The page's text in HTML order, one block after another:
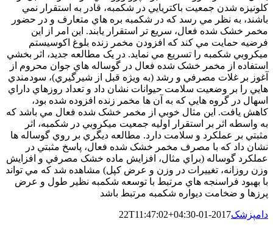
کلونيزه شدن جمعيت باکتريايي در شکمبه، قادر به استقرار نمي
باشند، به نظر مي رسد که در شکمبه بره هاي متعارف و در حضور
مخمر خشک شده فعال، سريع تر استقرار يابند. اين امر از اين
فرضيه حمايت مي کند که افزودن مخمر زنده بلوغ اکوسيستم
ميکروبي شکمبه را تسريع مي نمايد. در يک مطالعه جديد، اثر بخشي
استفاده از مخمر خشک شده فعال در گوساله هاي جوان محروم از
آغوز بر غلات مصرفي و رشد (به ويژه قبل از شيرگيري)، سودمندي
هايي را بر وضعيت سلامت حيوانات نشان داد و تعداد روزهاي داراي
اسهال در گروه هايي که به آن ها مخمر زنده افزوده شده بود،
کاهش يافت. اين مثال خوبي از مخمر خشک شده فعال مي باشد که
به واسطه اثر بر استقرار اوليه جمعيت ميکروبي در شکمبه، اثر
مثبتي بر عملکرد و سلامت دارد. مطالعه ديگري بر روي گوساله ها
نشان داد که با مصرف مخمر خشک شده فعال، پاسخ مثبتي در
عملکرد گوساله (براي مثال، افزايش ماده خشک مصرفي و افزايش
وزن روزانه، تغييرات در وزن و عرض کپل) مشاهده شد که مي تواند
با بهبود فراسنجه هاي مرتبط با توسعه شکمبه نظير طول و عرض
پرزها و ضخامت ديواره شکمبه مرتبط باشد
دامپزشک2017-01-22T11:47:02+04:30